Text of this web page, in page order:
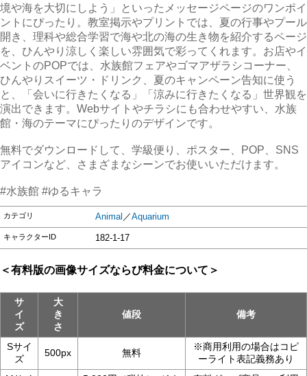
境や海を大切にしよう」といったメッセージページのワンポイ
ントにぴったり。教室掲示やプリントでは、夏の行事やプール
開き、理科や総合学習で海や北の海の生き物を紹介するページ
を、ひんやり涼しく楽しい雰囲気で彩ってくれます。お店やイ
ベントのPOPでは、水族館フェアやゴマアザラシコーナー、
ひんやりスイーツ・ドリンク、夏のキャンペーン告知に使う
と、「会いに行きたくなる」「涼みに行きたくなる」世界観を
演出できます。Webサイトやチラシにも合わせやすい、水族
館・海のテーマにぴったりのデザインです。
無料でダウンロードして、学級便り、ポスター、POP、SNS
アイコンなど、さまざまなシーンでお使いいただけます。
#水族館 #ゆるキャラ
カテゴリ Animal ／Aquarium
キャラクターID 182-1-17
＜有料版の画像サイズならび料金について＞
サ
イ
ズ
大
き
さ
値段 備考
Sサイ
ズ
500px 無料
※商用利用の場合はコピ
ーライト表記義務あり